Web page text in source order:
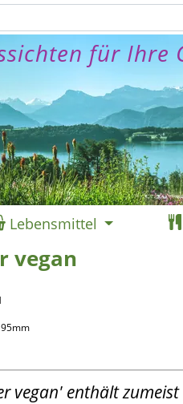
für Ihre
Lebensmittel
vegan
vegan' enthält